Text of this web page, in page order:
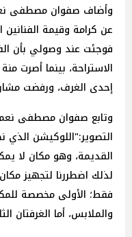
وأضاف صفوان مصطفى
عن كرامة وقيمة
فوجئت عند وصولي بأن
الاستراحة، بينما أصرت
إحدى الغرف، ورفضت
وتابع صفوان مصطفى
التصوير:"اللوكيشن
القديمة، وهو مكان لا
لذلك اضطررنا لتجهيز
فقط؛ الأولى مخصصة
والملابس، أما الغرفتان